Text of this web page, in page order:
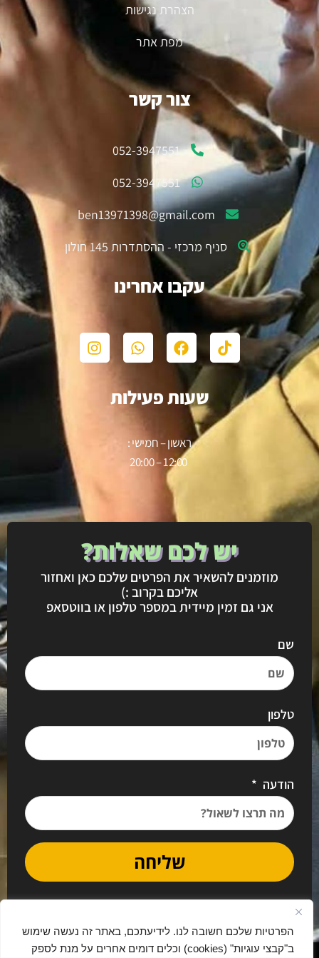
הפרטיות שלכם חשובה לנו. לידיעתכם, באתר זה נעשה שימוש
ב"קבצי עוגיות" (cookies) וכלים דומים אחרים על מנת לספק
יש לכם שאלות?
מוזמנים להשאיר את הפרטים שלכם כאן ואחזור
אליכם בקרוב :)
אני גם זמין מיידית במספר טלפון או בווטסאפ
שם
טלפון
הודעה
שליחה
צור קשר
052-3947551
052-3947551
ben13971398@gmail.com
סניף מרכזי - ההסתדרות 145 חולון
עקבו אחרינו
שעות פעילות
ראשון – חמישי :
הצהרת נגישות
מפת אתר